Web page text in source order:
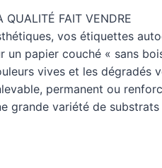
QUALITÉ FAIT VENDRE
vos étiquettes
un papier couché « sans
vives et les dégradés
permanent ou
grande variété de substrats